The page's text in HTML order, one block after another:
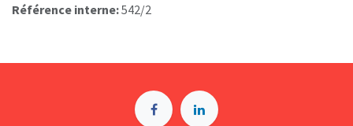
Référence interne:542/2